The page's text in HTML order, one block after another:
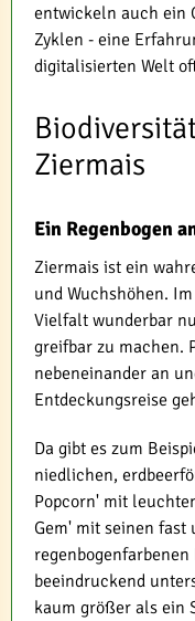
entwickeln auch ein
Zyklen - eine
digitalisierten Welt
Ziermais
Ein Regenbogen
Ziermais ist ein
und Wuchshöhen.
Vielfalt wunderbar
greifbar zu machen.
nebeneinander an
Entdeckungsreise
Da gibt es zum
niedlichen,
Popcorn' mit
Gem' mit seinen
beeindruckend
kaum größer als ein